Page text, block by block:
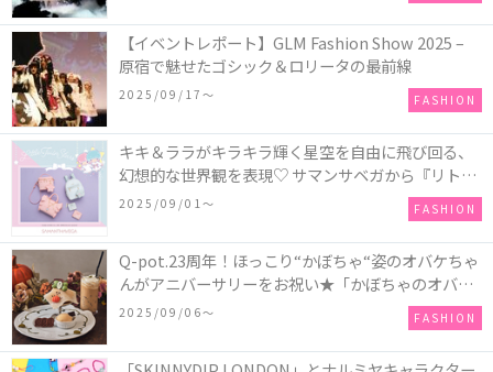
【イベントレポート】GLM Fashion Show 2025 –
原宿で魅せたゴシック＆ロリータの最前線
2025/09/17〜 FASHION
キキ＆ララがキラキラ輝く星空を自由に飛び回る、
幻想的な世界観を表現♡ サマンサベガから『リトル
ツインスターズ』50周年アニバーサリーイヤー』を
2025/09/01〜 FASHION
Q-pot.23周年！ほっこり“かぼちゃ“姿のオバケちゃ
んがアニバーサリーをお祝い★「かぼちゃのオバケ
ーキアクセサリー」が新発売！Q-pot CAFE.では
「かぼちゃのオバケーキプレート」も登場
2025/09/06〜 FASHION